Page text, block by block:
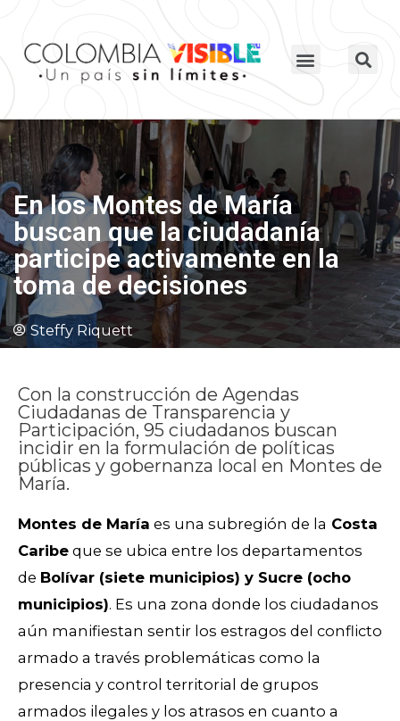
En los Montes de María
buscan que la ciudadanía
participe activamente en la
toma de decisiones
Steffy Riquett
Con la construcción de Agendas
Ciudadanas de Transparencia y
Participación, 95 ciudadanos buscan
incidir en la formulación de políticas
públicas y gobernanza local en Montes de
María.
Montes de María es una subregión de la Costa
Caribe que se ubica entre los departamentos
de Bolívar (siete municipios) y Sucre (ocho
municipios). Es una zona donde los ciudadanos
aún manifiestan sentir los estragos del conflicto
armado a través problemáticas como la
presencia y control territorial de grupos
armados ilegales y los atrasos en cuanto a